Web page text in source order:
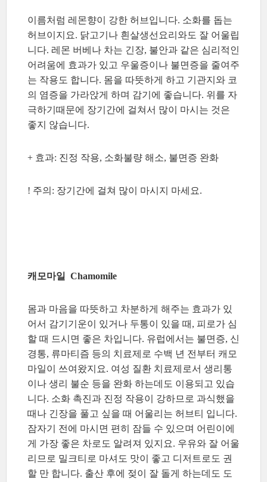
이름처럼 레몬향이 강한 허브입니다. 소화를 돕는
허브이지요. 닭고기나 흰살생선요리와도 잘 어울립
니다. 레몬 버베나 차는 긴장, 불안과 같은 심리적인
어려움에 효과가 있고 우울증이나 불면증을 줄여주
는 작용도 합니다. 몸을 따뜻하게 하고 기관지와 코
의 염증을 가라앉게 하며 감기에 좋습니다. 위를 자
극하기때문에 장기간에 걸쳐서 많이 마시는 것은
좋지 않습니다.
+ 효과: 진정 작용, 소화불량 해소, 불면증 완화
! 주의: 장기간에 걸쳐 많이 마시지 마세요.
캐모마일 Chamomile
몸과 마음을 따뜻하고 차분하게 해주는 효과가 있
어서 감기기운이 있거나 두통이 있을 때, 피로가 심
할 때 드시면 좋은 차입니다. 유럽에서는 불면증, 신
경통, 류마티즘 등의 치료제로 수백 년 전부터 캐모
마일이 쓰여왔지요. 여성 질환 치료제로서 생리통
이나 생리 불순 등을 완화 하는데도 이용되고 있습
니다. 소화 촉진과 진정 작용이 강하므로 과식했을
때나 긴장을 풀고 싶을 때 어울리는 허브티 입니다.
잠자기 전에 마시면 편히 잠들 수 있으며 어린이에
게 가장 좋은 차로도 알려져 있지요. 우유와 잘 어울
리므로 밀크티로 마셔도 맛이 좋고 디저트로도 권
할 만 합니다. 출산 후에 젖이 잘 돌게 하는데도 도